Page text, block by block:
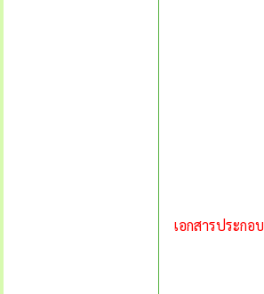
เอกสารประกอบ